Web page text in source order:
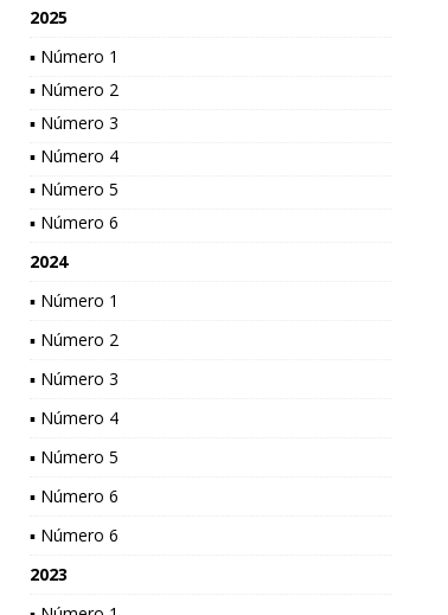
2025
▪ Número 1
▪ Número 2
▪ Número 3
▪ Número 4
▪ Número 5
▪ Número 6
2024
▪ Número 1
▪ Número 2
▪ Número 3
▪ Número 4
▪ Número 5
▪ Número 6
▪ Número 6
2023